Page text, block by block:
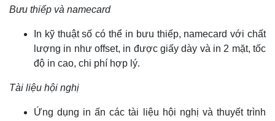
Bưu thiếp và namecard
In kỹ thuật số có thể in bưu thiếp, namecard với chất
lượng in như offset, in được giấy dày và in 2 mặt, tốc
độ in cao, chi phí hợp lý.
Tài liệu hội nghị
Ứng dụng in ấn các tài liệu hội nghị và thuyết trình